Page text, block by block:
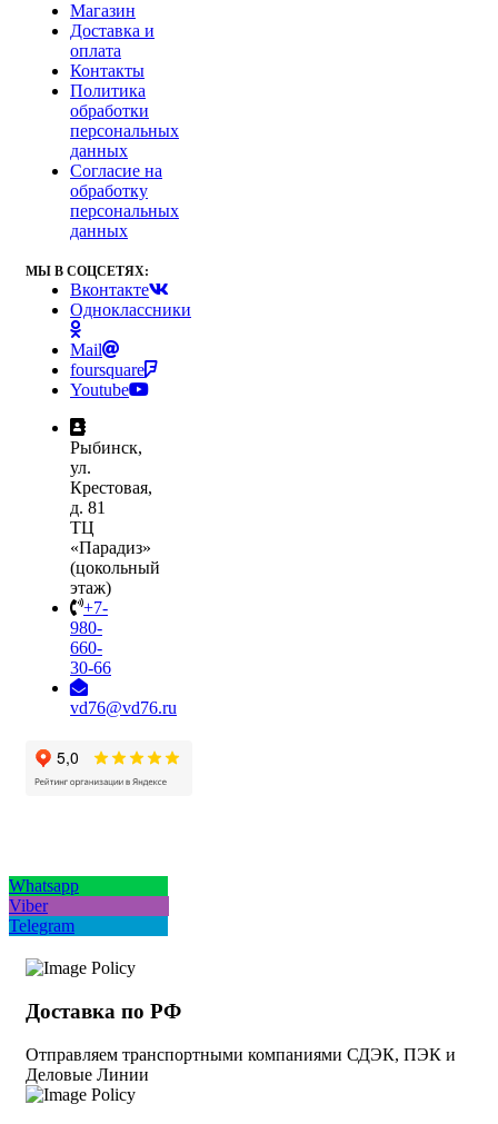
Магазин
Доставка и
оплата
Контакты
Политика
обработки
персональных
данных
Согласие на
обработку
персональных
данных
МЫ В СОЦСЕТЯХ:
Вконтакте
Одноклассники
Mail
foursquare
Youtube
Рыбинск,
ул.
Крестовая,
д. 81
ТЦ
«Парадиз»
(цокольный
этаж)
+7-
980-
660-
30-66
vd76@vd76.ru
Whatsapp
Viber
Telegram
Доставка по РФ
Отправляем транспортными компаниями СДЭК, ПЭК и
Деловые Линии